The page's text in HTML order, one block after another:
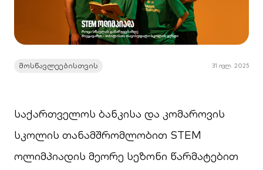
მოსწავლეებისთვის 31 ივლ. 2025
საქართველოს ბანკისა და კომაროვის
სკოლის თანამშრომლობით STEM
ოლიმპიადის მეორე სეზონი წარმატებით